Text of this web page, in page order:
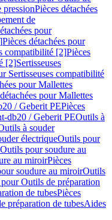
pressionPièces détachées
de
pour
Pièces détachées pour
compatibilité [2]Pièces
[2]Sertisseuses
Sertisseuses compatibilité
pour Mallettes
pour Mallettes
/ Geberit PEPièces
db20 / Geberit PEOutils à
à souder
électriqueOutils pour
pour soudure au
au miroirPièces
soudure au miroirOutils
pour Outils de préparation
de tubesPièces
préparation de tubesAides